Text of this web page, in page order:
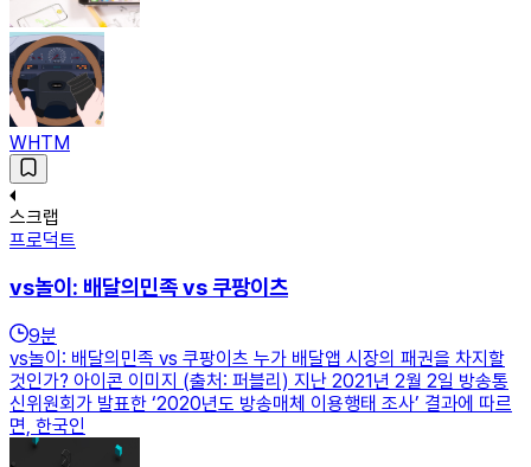
WHTM
스크랩
프로덕트
vs놀이: 배달의민족 vs 쿠팡이츠
9분
vs놀이: 배달의민족 vs 쿠팡이츠 누가 배달앱 시장의 패권을 차지할
것인가? 아이콘 이미지 (출처: 퍼블리) 지난 2021년 2월 2일 방송통
신위원회가 발표한 ‘2020년도 방송매체 이용행태 조사’ 결과에 따르
면, 한국인